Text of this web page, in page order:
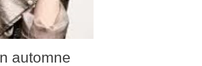
automne